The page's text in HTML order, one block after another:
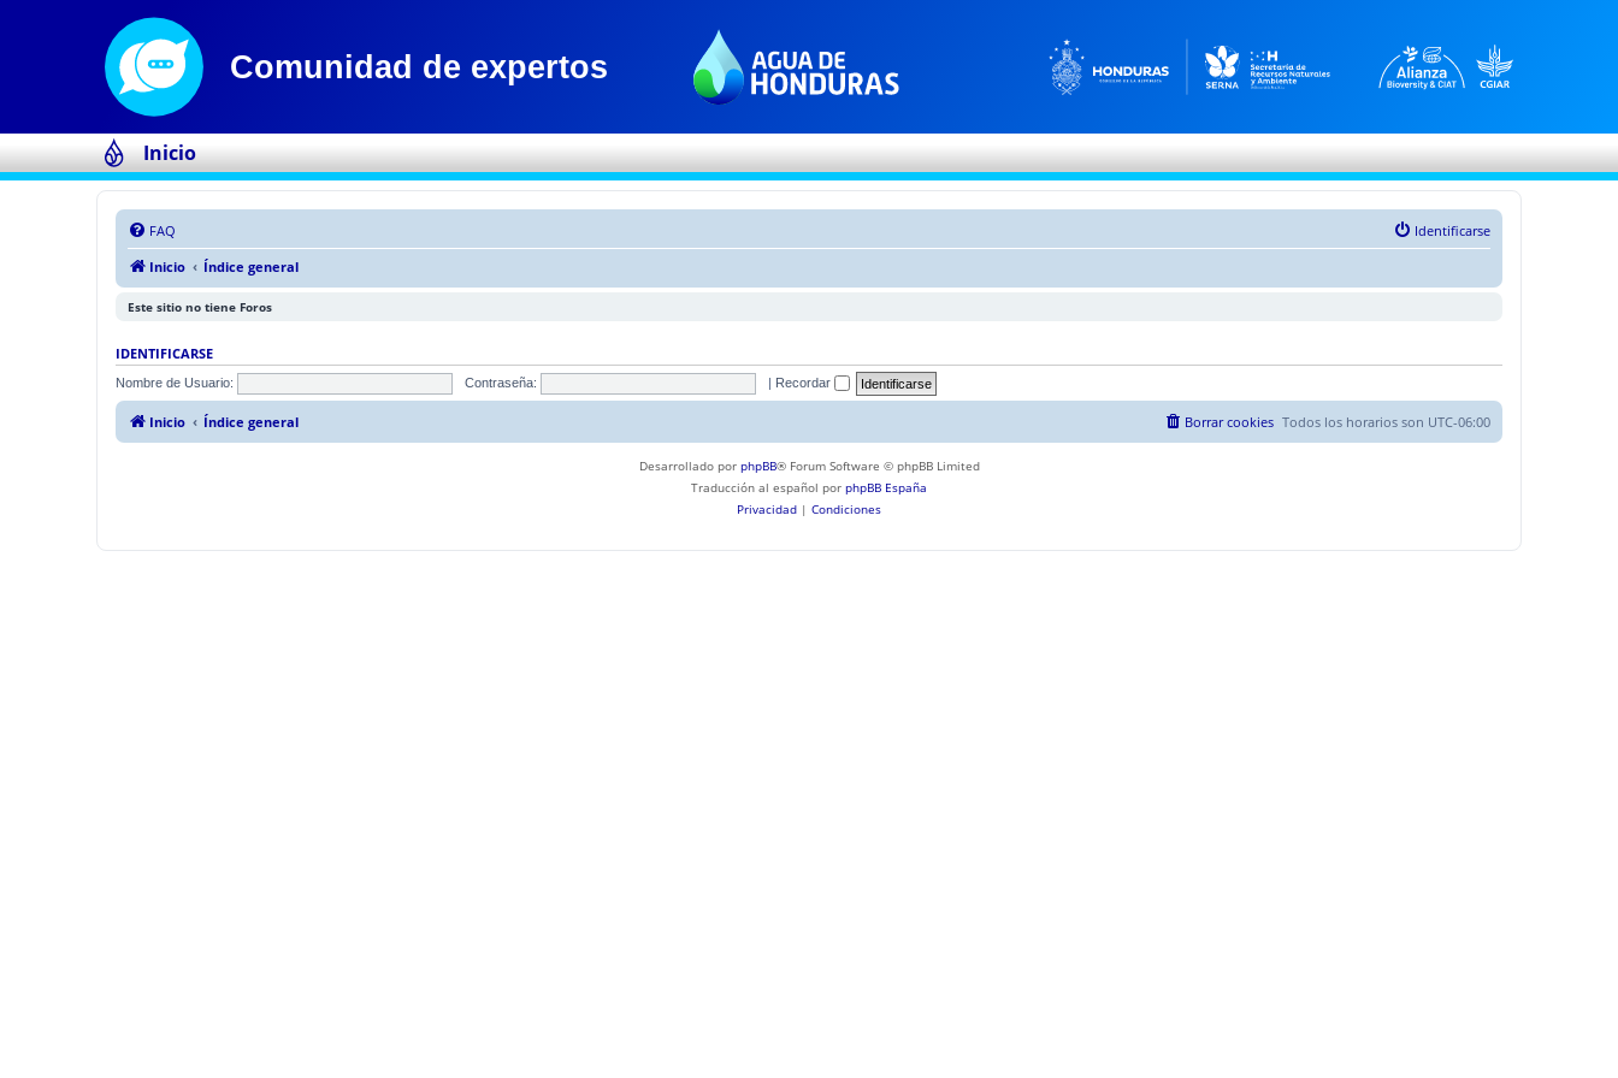
Inicio
FAQ
Identificarse
Inicio
Índice general
Este sitio no tiene Foros
IDENTIFICARSE
Nombre de Usuario: Contraseña: | Recordar
Inicio Índice general Todos los horarios son UTC-06:00
Borrar cookies
Desarrollado por phpBB® Forum Software © phpBB Limited
Traducción al español por phpBB España
Privacidad | Condiciones